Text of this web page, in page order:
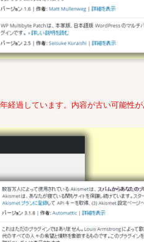
経過しています。内容が古い可能性が